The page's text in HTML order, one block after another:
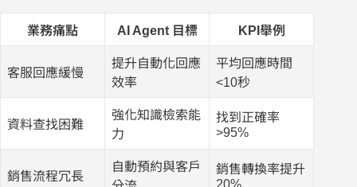
業務痛點 AI Agent 目標 KPI舉例
客服回應緩慢
提升自動化回應
效率
平均回應時間
<10秒
資料查找困難
強化知識檢索能
力
找到正確率
>95%
銷售流程冗長
自動預約與客戶
銷售轉換率提升
20%